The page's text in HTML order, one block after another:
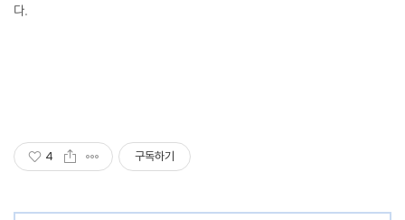
다.
4 구독하기